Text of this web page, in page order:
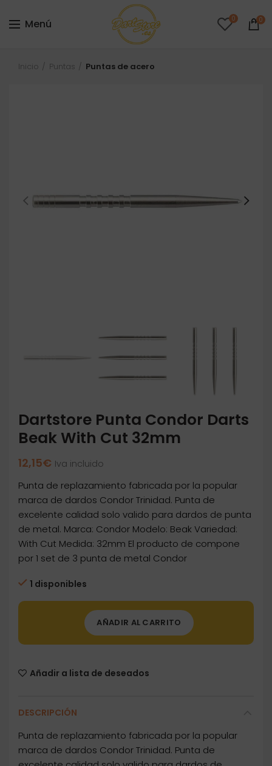
Menú 0 0
Inicio Puntas Puntas de acero
Dartstore Punta Condor Darts
Beak With Cut 32mm
12,15€ Iva incluido
Punta de replazamiento fabricada por la popular
marca de dardos Condor Trinidad. Punta de
excelente calidad solo valido para dardos de punta
de metal. Marca: Condor Modelo: Beak Variedad:
With Cut Medida: 32mm El producto de compone
por 1 set de 3 punta de metal Condor
1 disponibles
AÑADIR AL CARRITO
Añadir a lista de deseados
DESCRIPCIÓN
Punta de replazamiento fabricada por la popular
marca de dardos Condor Trinidad. Punta de